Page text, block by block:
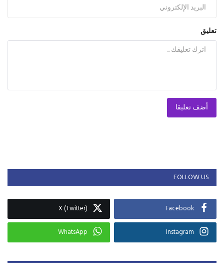
تعليق
أضف تعليقا
FOLLOW US
Facebook
X (Twitter)
Instagram
WhatsApp